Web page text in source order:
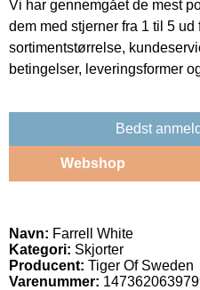
Vi har gennemgået de mest
dem med stjerner fra 1 til 5
sortimentstørrelse,
betingelser, leveringsformer
Bedst
Webshop
Navn: Farrell White
Kategori: Skjorter
Producent: Tiger Of Sweden
Varenummer: